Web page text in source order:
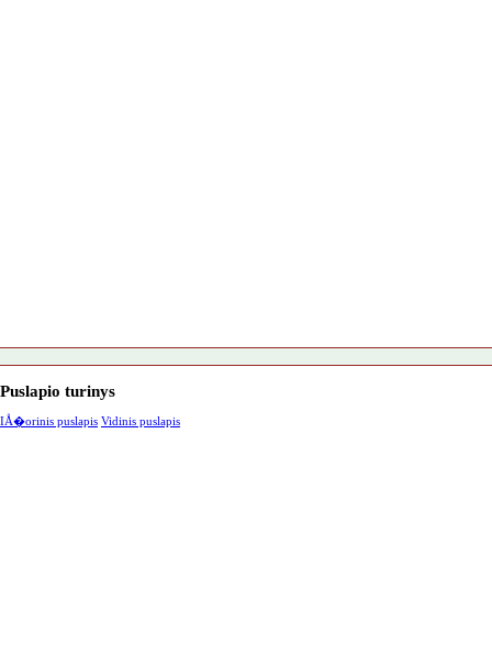
Puslapio turinys
IÅ�orinis puslapis Vidinis puslapis